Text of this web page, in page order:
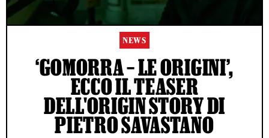
NEWS
‘GOMORRA – LE ORIGINI’,
ECCO IL TEASER
DELL'ORIGIN STORY DI
PIETRO SAVASTANO